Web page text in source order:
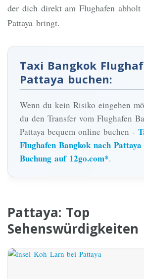
der dich direkt am Flughafen abholt
Pattaya bringt.
Taxi Bangkok
Pattaya buchen:
Wenn du kein Risiko eingehen
du den Transfer vom Flughafen
Pattaya bequem online buchen -
Flughafen Bangkok nach
Buchung auf 12go.com*.
Pattaya: Top
Sehenswürdigkeiten